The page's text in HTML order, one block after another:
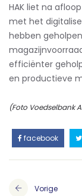
HAK liet na
met het
hebben
efficiënter
en productieve
(Foto Voedselbank
facebook
Vorige